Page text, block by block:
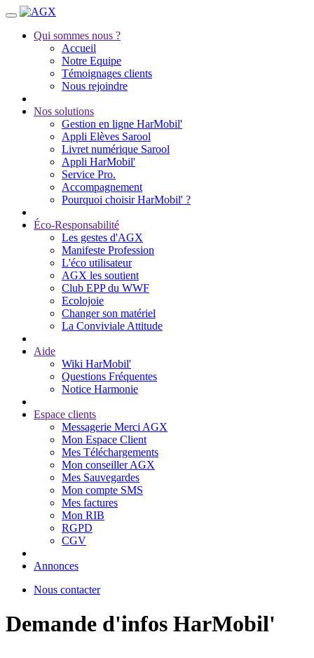
Qui sommes nous ?
Accueil
Notre Equipe
Témoignages clients
Nous rejoindre
Nos solutions
Gestion en ligne HarMobil'
Appli Elèves Sarool
Livret numérique Sarool
Appli HarMobil'
Service Pro.
Accompagnement
Pourquoi choisir HarMobil' ?
Éco-Responsabilité
Les gestes d'AGX
Manifeste Profession
L'éco utilisateur
AGX les soutient
Club EPP du WWF
Ecolojoie
Changer son matériel
La Conviviale Attitude
Aide
Wiki HarMobil'
Questions Fréquentes
Notice Harmonie
Espace clients
Messagerie Merci AGX
Mon Espace Client
Mes Téléchargements
Mon conseiller AGX
Mes Sauvegardes
Mon compte SMS
Mes factures
Mon RIB
RGPD
CGV
Annonces
Nous contacter
Demande d'infos HarMobil'